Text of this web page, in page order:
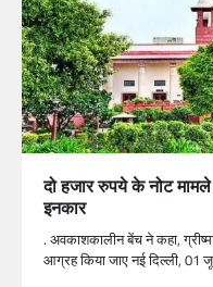
दो हजार रुपये के नोट
इनकार
. अवकाशकालीन बेंच ने कहा,
आग्रह किया जाए नई दिल्ली, 01